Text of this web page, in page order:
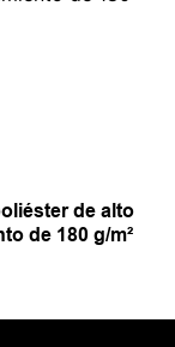
de alto
de 180 g/m²